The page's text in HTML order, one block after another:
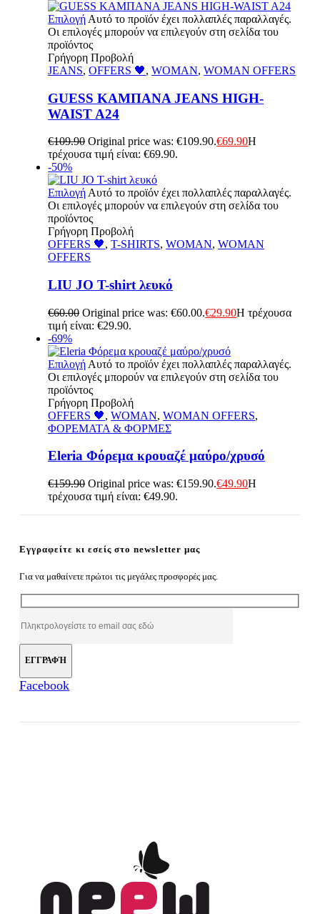
Επιλογή Αυτό το προϊόν έχει πολλαπλές παραλλαγές.
Οι επιλογές μπορούν να επιλεγούν στη σελίδα του
προϊόντος
Γρήγορη Προβολή
JEANS,OFFERS 🖤,WOMAN,WOMAN OFFERS
GUESS ΚΑΜΠΑΝΑ JEANS HIGH-
WAIST A24
€109.90 Original price was: €109.90.€69.90Η
τρέχουσα τιμή είναι: €69.90.
-50%
Επιλογή Αυτό το προϊόν έχει πολλαπλές παραλλαγές.
Οι επιλογές μπορούν να επιλεγούν στη σελίδα του
προϊόντος
Γρήγορη Προβολή
OFFERS 🖤,T-SHIRTS,WOMAN,WOMAN
OFFERS
LIU JO T-shirt λευκό
€60.00 Original price was: €60.00.€29.90Η τρέχουσα
τιμή είναι: €29.90.
-69%
Επιλογή Αυτό το προϊόν έχει πολλαπλές παραλλαγές.
Οι επιλογές μπορούν να επιλεγούν στη σελίδα του
προϊόντος
Γρήγορη Προβολή
OFFERS 🖤,WOMAN,WOMAN OFFERS,
ΦΟΡΕΜΑΤΑ & ΦΟΡΜΕΣ
Eleria Φόρεμα κρουαζέ μαύρο/χρυσό
€159.90 Original price was: €159.90.€49.90Η
τρέχουσα τιμή είναι: €49.90.
Εγγραφείτε κι εσείς στο newsletter μας
Για να μαθαίνετε πρώτοι τις μεγάλες προσφορές μας.
Facebook